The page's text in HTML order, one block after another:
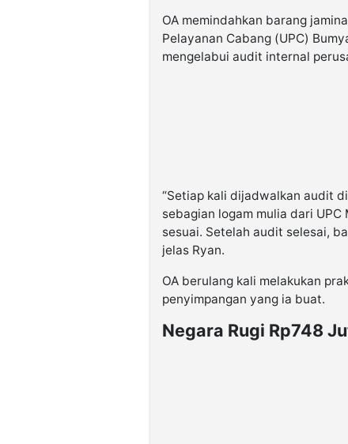
OA memindahkan barang
Pelayanan Cabang (UPC)
mengelabui audit internal
“Setiap kali dijadwalkan audit
sebagian logam mulia dari
sesuai. Setelah audit selesai,
jelas Ryan.
OA berulang kali melakukan
penyimpangan yang ia buat.
Negara Rugi Rp748